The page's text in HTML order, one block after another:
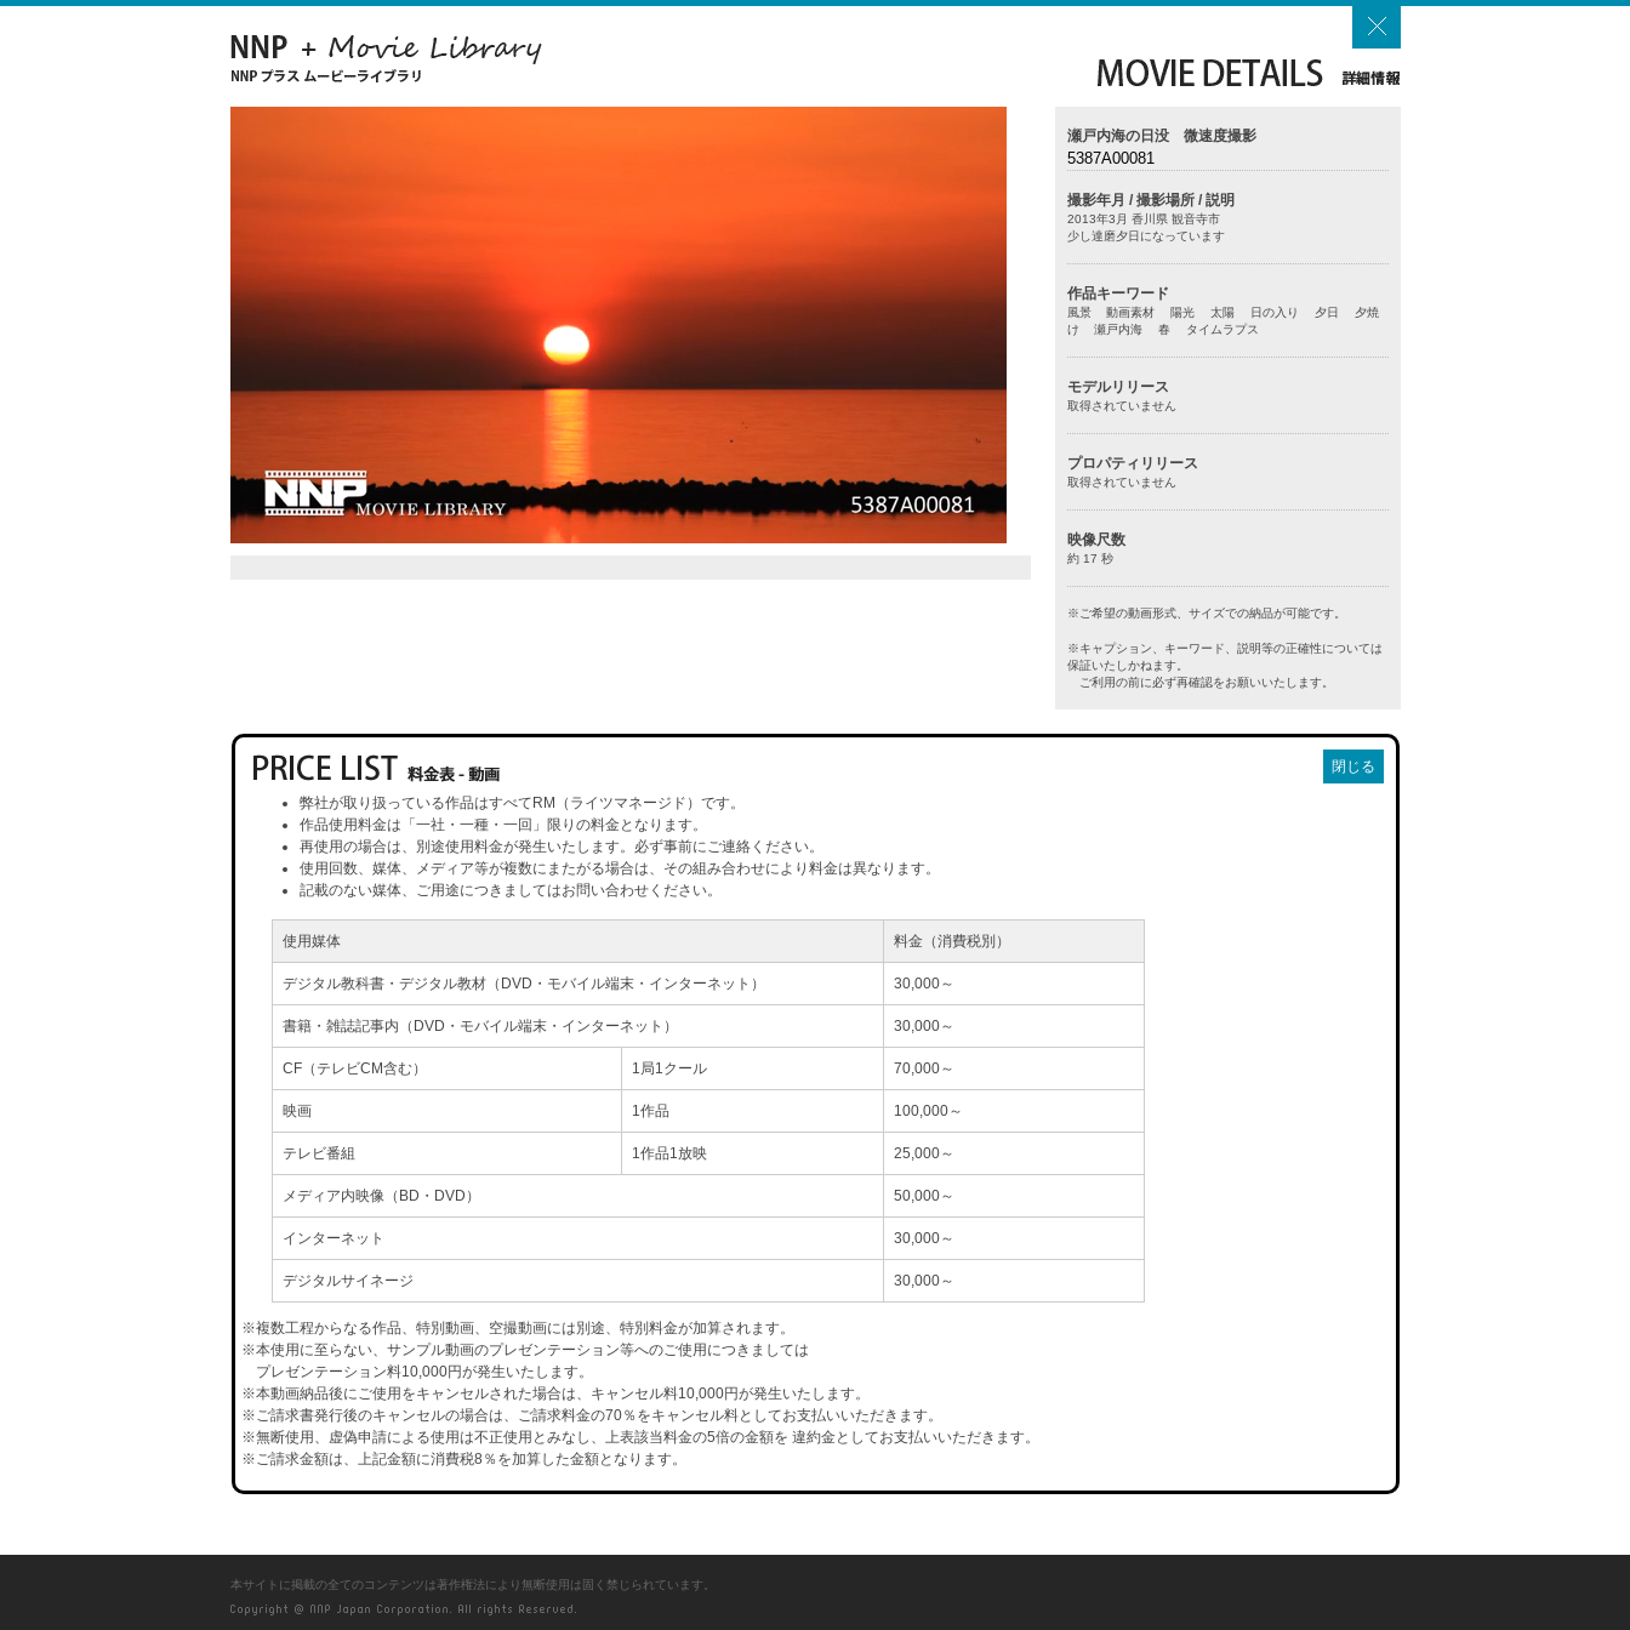
瀬戸内海の日没 微速度撮影
5387A00081
撮影年月 / 撮影場所 / 説明
2013年3月 香川県 観音寺市
少し達磨夕日になっています
作品キーワード
風景 動画素材 陽光 太陽 日の入り 夕日 夕焼
け 瀬戸内海 春 タイムラプス
モデルリリース
取得されていません
プロパティリリース
取得されていません
映像尺数
約 17 秒
※ご希望の動画形式、サイズでの納品が可能です。
※キャプション、キーワード、説明等の正確性については
保証いたしかねます。
ご利用の前に必ず再確認をお願いいたします。
閉じる
弊社が取り扱っている作品はすべてRM（ライツマネージド）です。
作品使用料金は「一社・一種・一回」限りの料金となります。
再使用の場合は、別途使用料金が発生いたします。必ず事前にご連絡ください。
使用回数、媒体、メディア等が複数にまたがる場合は、その組み合わせにより料金は異なります。
記載のない媒体、ご用途につきましてはお問い合わせください。
使用媒体 料金（消費税別）
デジタル教科書・デジタル教材（DVD・モバイル端末・インターネット） 30,000～
書籍・雑誌記事内（DVD・モバイル端末・インターネット） 30,000～
CF（テレビCM含む） 1局1クール 70,000～
映画 1作品 100,000～
テレビ番組 1作品1放映 25,000～
メディア内映像（BD・DVD） 50,000～
インターネット 30,000～
デジタルサイネージ 30,000～
※複数工程からなる作品、特別動画、空撮動画には別途、特別料金が加算されます。
※本使用に至らない、サンプル動画のプレゼンテーション等へのご使用につきましては
プレゼンテーション料10,000円が発生いたします。
※本動画納品後にご使用をキャンセルされた場合は、キャンセル料10,000円が発生いたします。
※ご請求書発行後のキャンセルの場合は、ご請求料金の70％をキャンセル料としてお支払いいただきます。
※無断使用、虚偽申請による使用は不正使用とみなし、上表該当料金の5倍の金額を 違約金としてお支払いいただきます。
※ご請求金額は、上記金額に消費税8％を加算した金額となります。
本サイトに掲載の全てのコンテンツは著作権法により無断使用は固く禁じられています。